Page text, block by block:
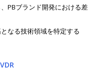
PBブランド開発における差
なる技術領域を特定する